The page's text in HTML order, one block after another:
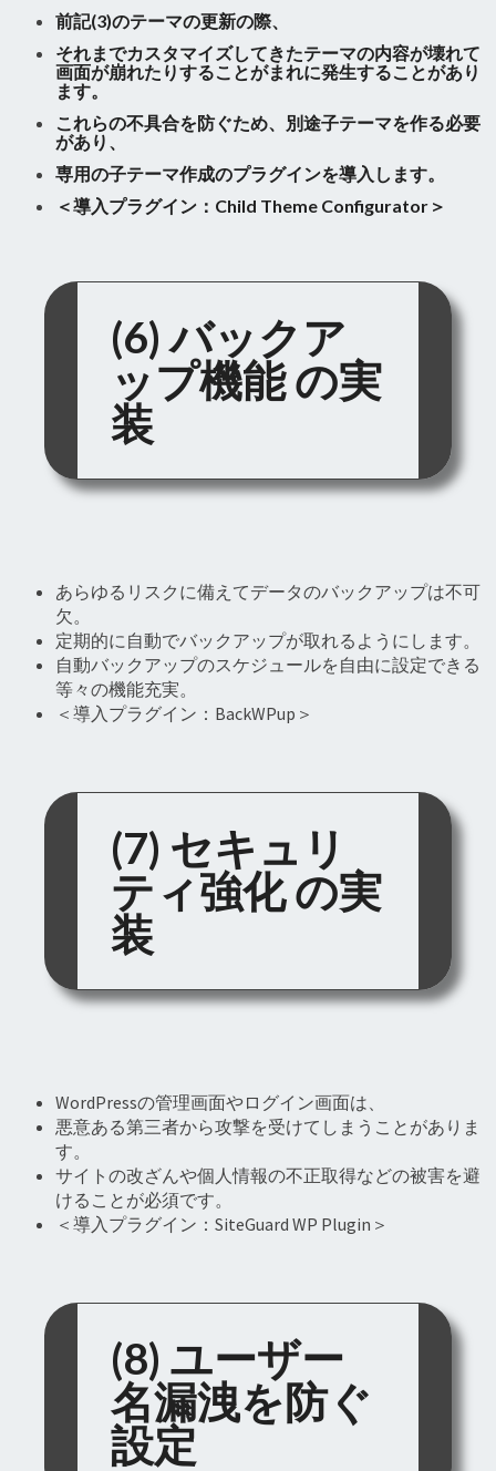
前記(3)のテーマの更新の際、
それまでカスタマイズしてきたテーマの内容が壊れて
画面が崩れたりすることがまれに発生することがあり
ます。
これらの不具合を防ぐため、別途子テーマを作る必要
があり、
専用の子テーマ作成のプラグインを導入します。
＜導入プラグイン：Child Theme Configurator＞
(6) バックア
ップ機能 の実
装
あらゆるリスクに備えてデータのバックアップは不可
欠。
定期的に自動でバックアップが取れるようにします。
自動バックアップのスケジュールを自由に設定できる
等々の機能充実。
＜導入プラグイン：BackWPup＞
(7) セキュリ
ティ強化 の実
装
WordPressの管理画面やログイン画面は、
悪意ある第三者から攻撃を受けてしまうことがありま
す。
サイトの改ざんや個人情報の不正取得などの被害を避
けることが必須です。
＜導入プラグイン：SiteGuard WP Plugin＞
(8) ユーザー
名漏洩を防ぐ
設定